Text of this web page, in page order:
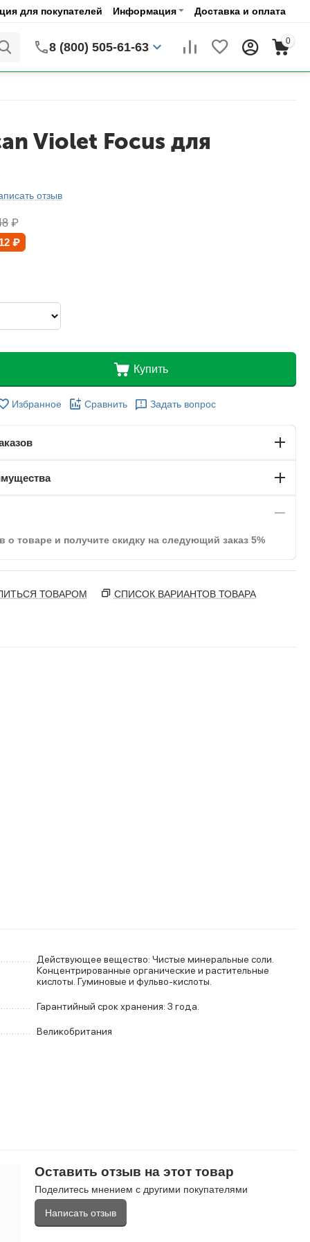
для покупателей Информация Доставка и оплата
8 (800) 505-61-63 0
Violet Focus для
отзыв
₽
₽
Купить
Избранное Сравнить Задать вопрос
о товаре и получите скидку на следующий заказ 5%
ТОВАРОМ СПИСОК ВАРИАНТОВ ТОВАРА
Действующее вещество: Чистые минеральные соли.
Концентрированные органические и растительные
кислоты. Гуминовые и фульво-кислоты.
Гарантийный срок хранения: 3 года.
Великобритания
Оставить отзыв на этот товар
Поделитесь мнением с другими покупателями
Написать отзыв